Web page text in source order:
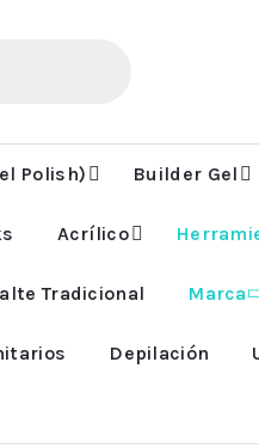
Polish) Builder Gel
Acrílico
Tradicional Marca
Depilación